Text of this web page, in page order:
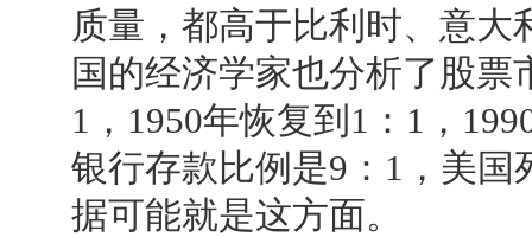
质量，都高于比利时、意
国的经济学家也分析了股票
1，1950年恢复到1：1，
银行存款比例是9：1，美
据可能就是这方面。